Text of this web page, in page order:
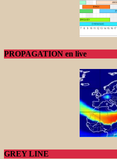
PROPAGATION en live
GREY LINE